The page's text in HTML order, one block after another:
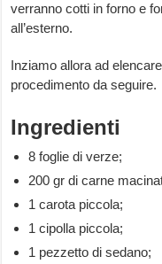
verranno cotti in forno e
all’esterno.
Inziamo allora ad
procedimento da seguire.
Ingredienti
8 foglie di verze;
200 gr di carne
1 carota piccola;
1 cipolla piccola;
1 pezzetto di sedano;